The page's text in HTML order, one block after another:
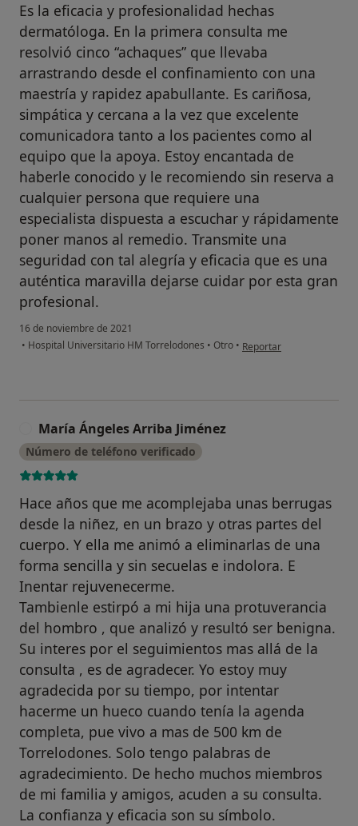
Es la eficacia y profesionalidad hechas
dermatóloga. En la primera consulta me
resolvió cinco “achaques” que llevaba
arrastrando desde el confinamiento con una
maestría y rapidez apabullante. Es cariñosa,
simpática y cercana a la vez que excelente
comunicadora tanto a los pacientes como al
equipo que la apoya. Estoy encantada de
haberle conocido y le recomiendo sin reserva a
cualquier persona que requiere una
especialista dispuesta a escuchar y rápidamente
poner manos al remedio. Transmite una
seguridad con tal alegría y eficacia que es una
auténtica maravilla dejarse cuidar por esta gran
profesional.
16 de noviembre de 2021
• Hospital Universitario HM Torrelodones • Otro • en opinión del usuario
Reportar
María Ángeles Arriba Jiménez
Número de teléfono verificado
Hace años que me acomplejaba unas berrugas
desde la niñez, en un brazo y otras partes del
cuerpo. Y ella me animó a eliminarlas de una
forma sencilla y sin secuelas e indolora. E
Inentar rejuvenecerme.
Tambienle estirpó a mi hija una protuverancia
del hombro , que analizó y resultó ser benigna.
Su interes por el seguimientos mas allá de la
consulta , es de agradecer. Yo estoy muy
agradecida por su tiempo, por intentar
hacerme un hueco cuando tenía la agenda
completa, pue vivo a mas de 500 km de
Torrelodones. Solo tengo palabras de
agradecimiento. De hecho muchos miembros
de mi familia y amigos, acuden a su consulta.
La confianza y eficacia son su símbolo.